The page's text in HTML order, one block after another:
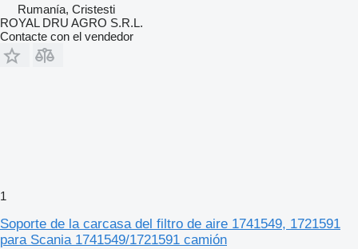
Rumanía, Cristesti
ROYAL DRU AGRO S.R.L.
Contacte con el vendedor
1
Soporte de la carcasa del filtro de aire 1741549, 1721591
para Scania 1741549/1721591 camión